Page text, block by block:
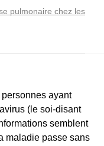
ayant
(le soi-disant
semblent
maladie passe sans
pulmonaire chez les